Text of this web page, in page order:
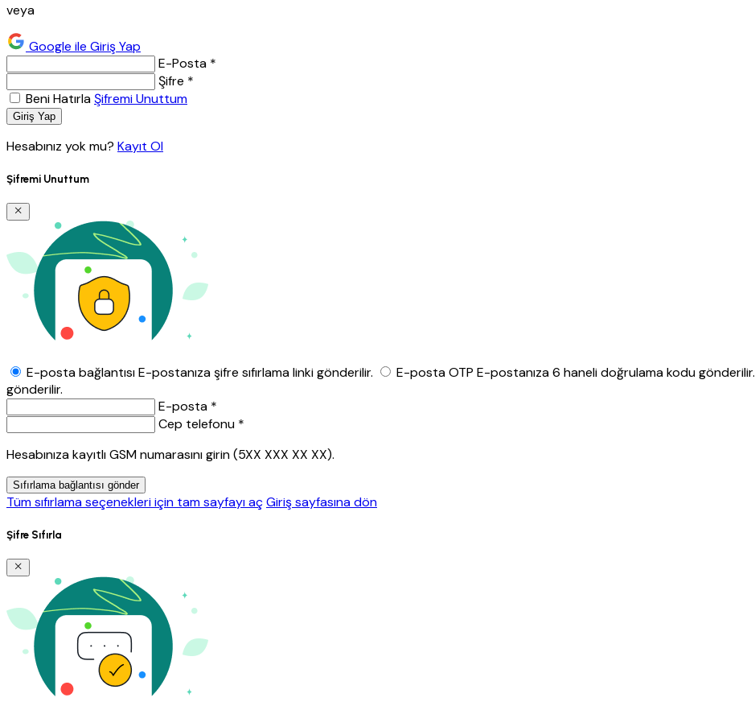
veya
Google ile Giriş Yap
E-Posta *
Şifre *
Beni HatırlaŞifremi Unuttum
Giriş Yap
Hesabınız yok mu? Kayıt Ol
Şifremi Unuttum
E-posta bağlantısıE-postanıza şifre sıfırlama linki gönderilir. E-posta OTP E-postanıza 6 haneli doğrulama kodu gönderilir.
gönderilir.
E-posta *
Cep telefonu *
Hesabınıza kayıtlı GSM numarasını girin (5XX XXX XX XX).
Sıfırlama bağlantısı gönder
Tüm sıfırlama seçenekleri için tam sayfayı açGiriş sayfasına dön
Şifre Sıfırla